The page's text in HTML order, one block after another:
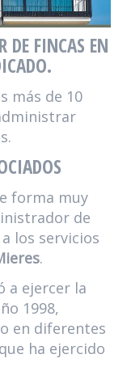
DE FINCAS EN
más de 10
forma muy
de
los servicios
.
a ejercer la
1998,
en diferentes
ha ejercido